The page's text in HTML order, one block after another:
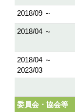
2018/09 ～
2018/04 ～
2018/04 ～
2023/03
委員会・協会等